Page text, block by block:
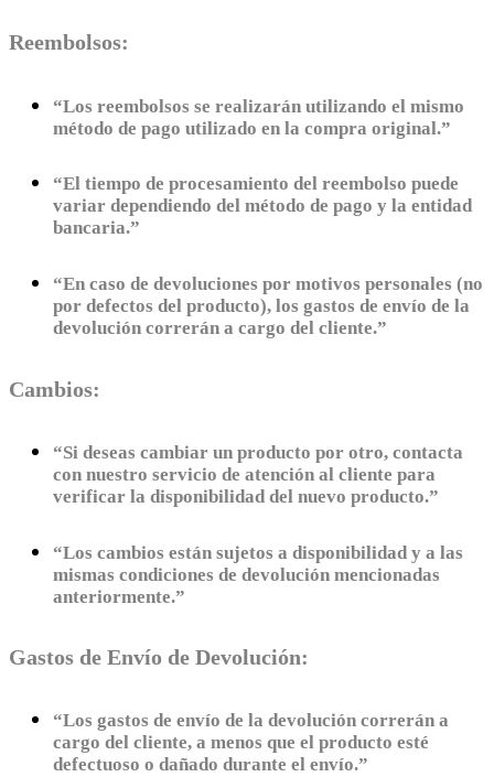
Reembolsos:
“Los reembolsos se realizarán utilizando el mismo
método de pago utilizado en la compra original.”
“El tiempo de procesamiento del reembolso puede
variar dependiendo del método de pago y la entidad
bancaria.”
“En caso de devoluciones por motivos personales (no
por defectos del producto), los gastos de envío de la
devolución correrán a cargo del cliente.”
Cambios:
“Si deseas cambiar un producto por otro, contacta
con nuestro servicio de atención al cliente para
verificar la disponibilidad del nuevo producto.”
“Los cambios están sujetos a disponibilidad y a las
mismas condiciones de devolución mencionadas
anteriormente.”
Gastos de Envío de Devolución:
“Los gastos de envío de la devolución correrán a
cargo del cliente, a menos que el producto esté
defectuoso o dañado durante el envío.”